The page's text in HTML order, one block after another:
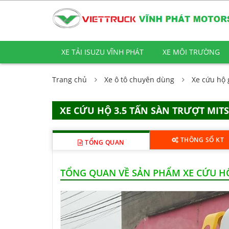
XE TẢI ISUZU VĨNH PHÁT XE MÔI TRƯỜNG
Trang chủ Xe ô tô chuyên dùng Xe cứu hộ
XE CỨU HỘ 3.5 TẤN SÀN TRƯỢT
TỔNG QUAN THÔNG SỐ KT
TỔNG QUAN VỀ SẢN PHẨM XE CỨU